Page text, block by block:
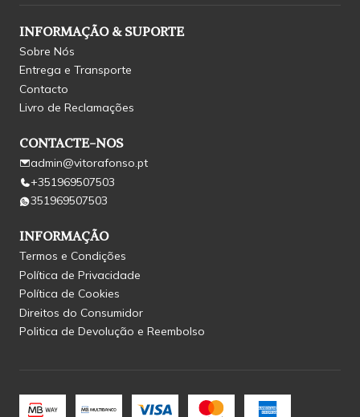
INFORMAÇÃO & SUPORTE
Sobre Nós
Entrega e Transporte
Contacto
Livro de Reclamações
CONTACTE-NOS
admin@vitorafonso.pt
+351969507503
351969507503
INFORMAÇÃO
Termos e Condições
Política de Privacidade
Política de Cookies
Direitos do Consumidor
Politica de Devolução e Reembolso